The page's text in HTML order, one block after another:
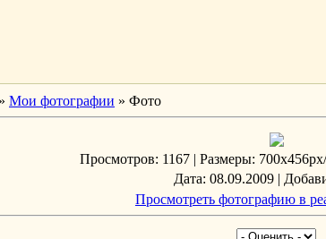
» Мои фотографии » Фото
Просмотров: 1167 | Размеры:
Дата: 08.09.2009 |
Просмотреть фотографию в